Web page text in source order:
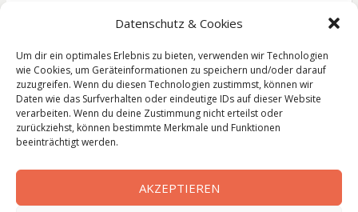
Datenschutz & Cookies
Um dir ein optimales Erlebnis zu bieten, verwenden wir Technologien
wie Cookies, um Geräteinformationen zu speichern und/oder darauf
zuzugreifen. Wenn du diesen Technologien zustimmst, können wir
Daten wie das Surfverhalten oder eindeutige IDs auf dieser Website
verarbeiten. Wenn du deine Zustimmung nicht erteilst oder
zurückziehst, können bestimmte Merkmale und Funktionen
beeinträchtigt werden.
AKZEPTIEREN
Gesellschaftsroman Kinderbuch
Kochbuch
Roman
Sachbuch Thriller
Impressum
Datenschutzerklärung